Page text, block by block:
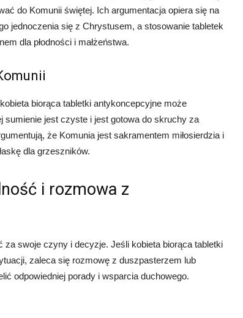
do Komunii świętej. Ich argumentacja opiera się na
jednoczenia się z Chrystusem, a stosowanie tabletek
dla płodności i małżeństwa.
biorąca tabletki antykoncepcyjne może
sumienie jest czyste i jest gotowa do skruchy za
że Komunia jest sakramentem miłosierdzia i
dla grzeszników.
i rozmowa z
za swoje czyny i decyzje. Jeśli kobieta biorąca tabletki
zaleca się rozmowę z duszpasterzem lub
odpowiedniej porady i wsparcia duchowego.